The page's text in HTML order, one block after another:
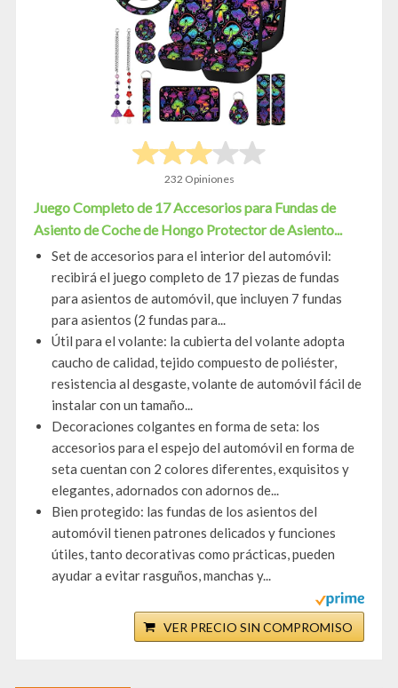
232 Opiniones
Juego Completo de 17 Accesorios para Fundas de
Asiento de Coche de Hongo Protector de Asiento...
Set de accesorios para el interior del automóvil:
recibirá el juego completo de 17 piezas de fundas
para asientos de automóvil, que incluyen 7 fundas
para asientos (2 fundas para...
Útil para el volante: la cubierta del volante adopta
caucho de calidad, tejido compuesto de poliéster,
resistencia al desgaste, volante de automóvil fácil de
instalar con un tamaño...
Decoraciones colgantes en forma de seta: los
accesorios para el espejo del automóvil en forma de
seta cuentan con 2 colores diferentes, exquisitos y
elegantes, adornados con adornos de...
Bien protegido: las fundas de los asientos del
automóvil tienen patrones delicados y funciones
útiles, tanto decorativas como prácticas, pueden
ayudar a evitar rasguños, manchas y...
VER PRECIO SIN COMPROMISO